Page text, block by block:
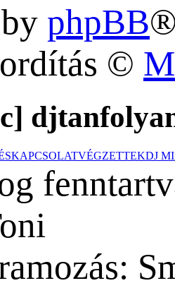
phpBB
©
KAPCSOLATVÉGZETTEKDJ